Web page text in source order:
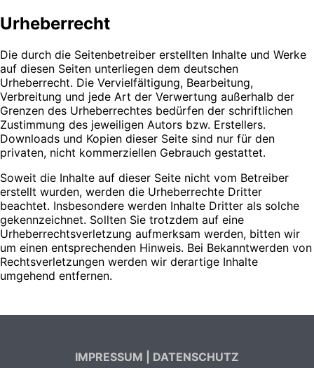
Urheberrecht
Die durch die Seitenbetreiber erstellten Inhalte und Werke
auf diesen Seiten unterliegen dem deutschen
Urheberrecht. Die Vervielfältigung, Bearbeitung,
Verbreitung und jede Art der Verwertung außerhalb der
Grenzen des Urheberrechtes bedürfen der schriftlichen
Zustimmung des jeweiligen Autors bzw. Erstellers.
Downloads und Kopien dieser Seite sind nur für den
privaten, nicht kommerziellen Gebrauch gestattet.
Soweit die Inhalte auf dieser Seite nicht vom Betreiber
erstellt wurden, werden die Urheberrechte Dritter
beachtet. Insbesondere werden Inhalte Dritter als solche
gekennzeichnet. Sollten Sie trotzdem auf eine
Urheberrechtsverletzung aufmerksam werden, bitten wir
um einen entsprechenden Hinweis. Bei Bekanntwerden von
Rechtsverletzungen werden wir derartige Inhalte
umgehend entfernen.
IMPRESSUM DATENSCHUTZ